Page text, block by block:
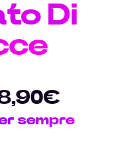
Di
sempre